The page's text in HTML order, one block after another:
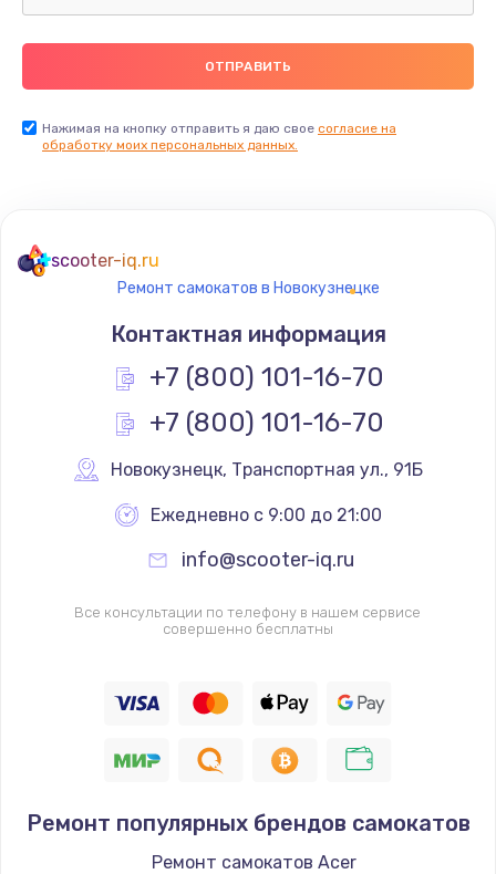
Заказать
Нажимая на кнопку отправить я даю свое согласие на
обработку моих персональных данных.
scooter-iq.ru
Ремонт самокатов в Новокузнецке
Контактная информация
+7 (800) 101-16-70
+7 (800) 101-16-70
Новокузнецк, Транспортная ул., 91Б
Ежедневно с 9:00 до 21:00
info@scooter-iq.ru
Все консультации по телефону в нашем сервисе
совершенно бесплатны
Ремонт популярных брендов самокатов
Ремонт самокатов Acer